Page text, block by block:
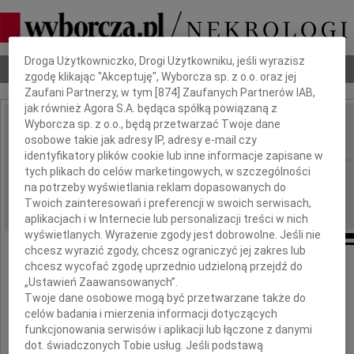
Nekrologi Odeszli Poradnik pogrzebowy
IMIĘ I NAZWISKO: Mieczysław Gołąb
REGION: Bydgoszcz
DATA EMISJI: 23.11.2018
Rodzinie i Bliskim
wyrazy głębokiego współczucia
Dbamy o Twoją prywatność
Droga Użytkowniczko, Drogi Użytkowniku, jeśli wyrazisz
zgodę klikając "Akceptuję", Wyborcza sp. z o.o. oraz jej
Zaufani Partnerzy, w tym [874 ] Zaufanych Partnerów IAB,
jak również Agora S.A. będąca spółką powiązaną z
Wyborcza sp. z o.o., będą przetwarzać Twoje dane
osobowe takie jak adresy IP, adresy e-mail czy
identyfikatory plików cookie lub inne informacje zapisane w
tych plikach do celów marketingowych, w szczególności
na potrzeby wyświetlania reklam dopasowanych do
Twoich zainteresowań i preferencji w swoich serwisach,
aplikacjach i w Internecie lub personalizacji treści w nich
wyświetlanych. Wyrażenie zgody jest dobrowolne. Jeśli nie
chcesz wyrazić zgody, chcesz ograniczyć jej zakres lub
chcesz wycofać zgodę uprzednio udzieloną przejdź do
„Ustawień Zaawansowanych”.
Twoje dane osobowe mogą być przetwarzane także do
celów badania i mierzenia informacji dotyczących
funkcjonowania serwisów i aplikacji lub łączone z danymi
dot. świadczonych Tobie usług. Jeśli podstawą